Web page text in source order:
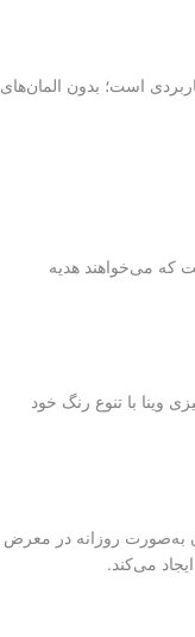
است؛ بدون المان‌های
که می‌خواهند هدیه
وینا با تنوع رنگ خود
به‌صورت روزانه در معرض
می‌کند.